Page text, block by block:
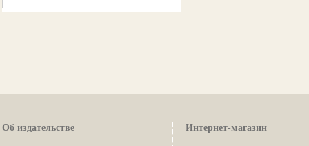
Об издательстве Интернет-магазин